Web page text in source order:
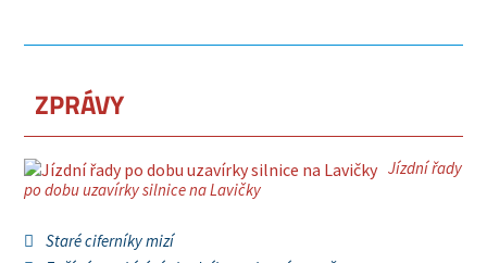
ZPRÁVY
Jízdní řady
po dobu uzavírky silnice na Lavičky
Staré ciferníky mizí